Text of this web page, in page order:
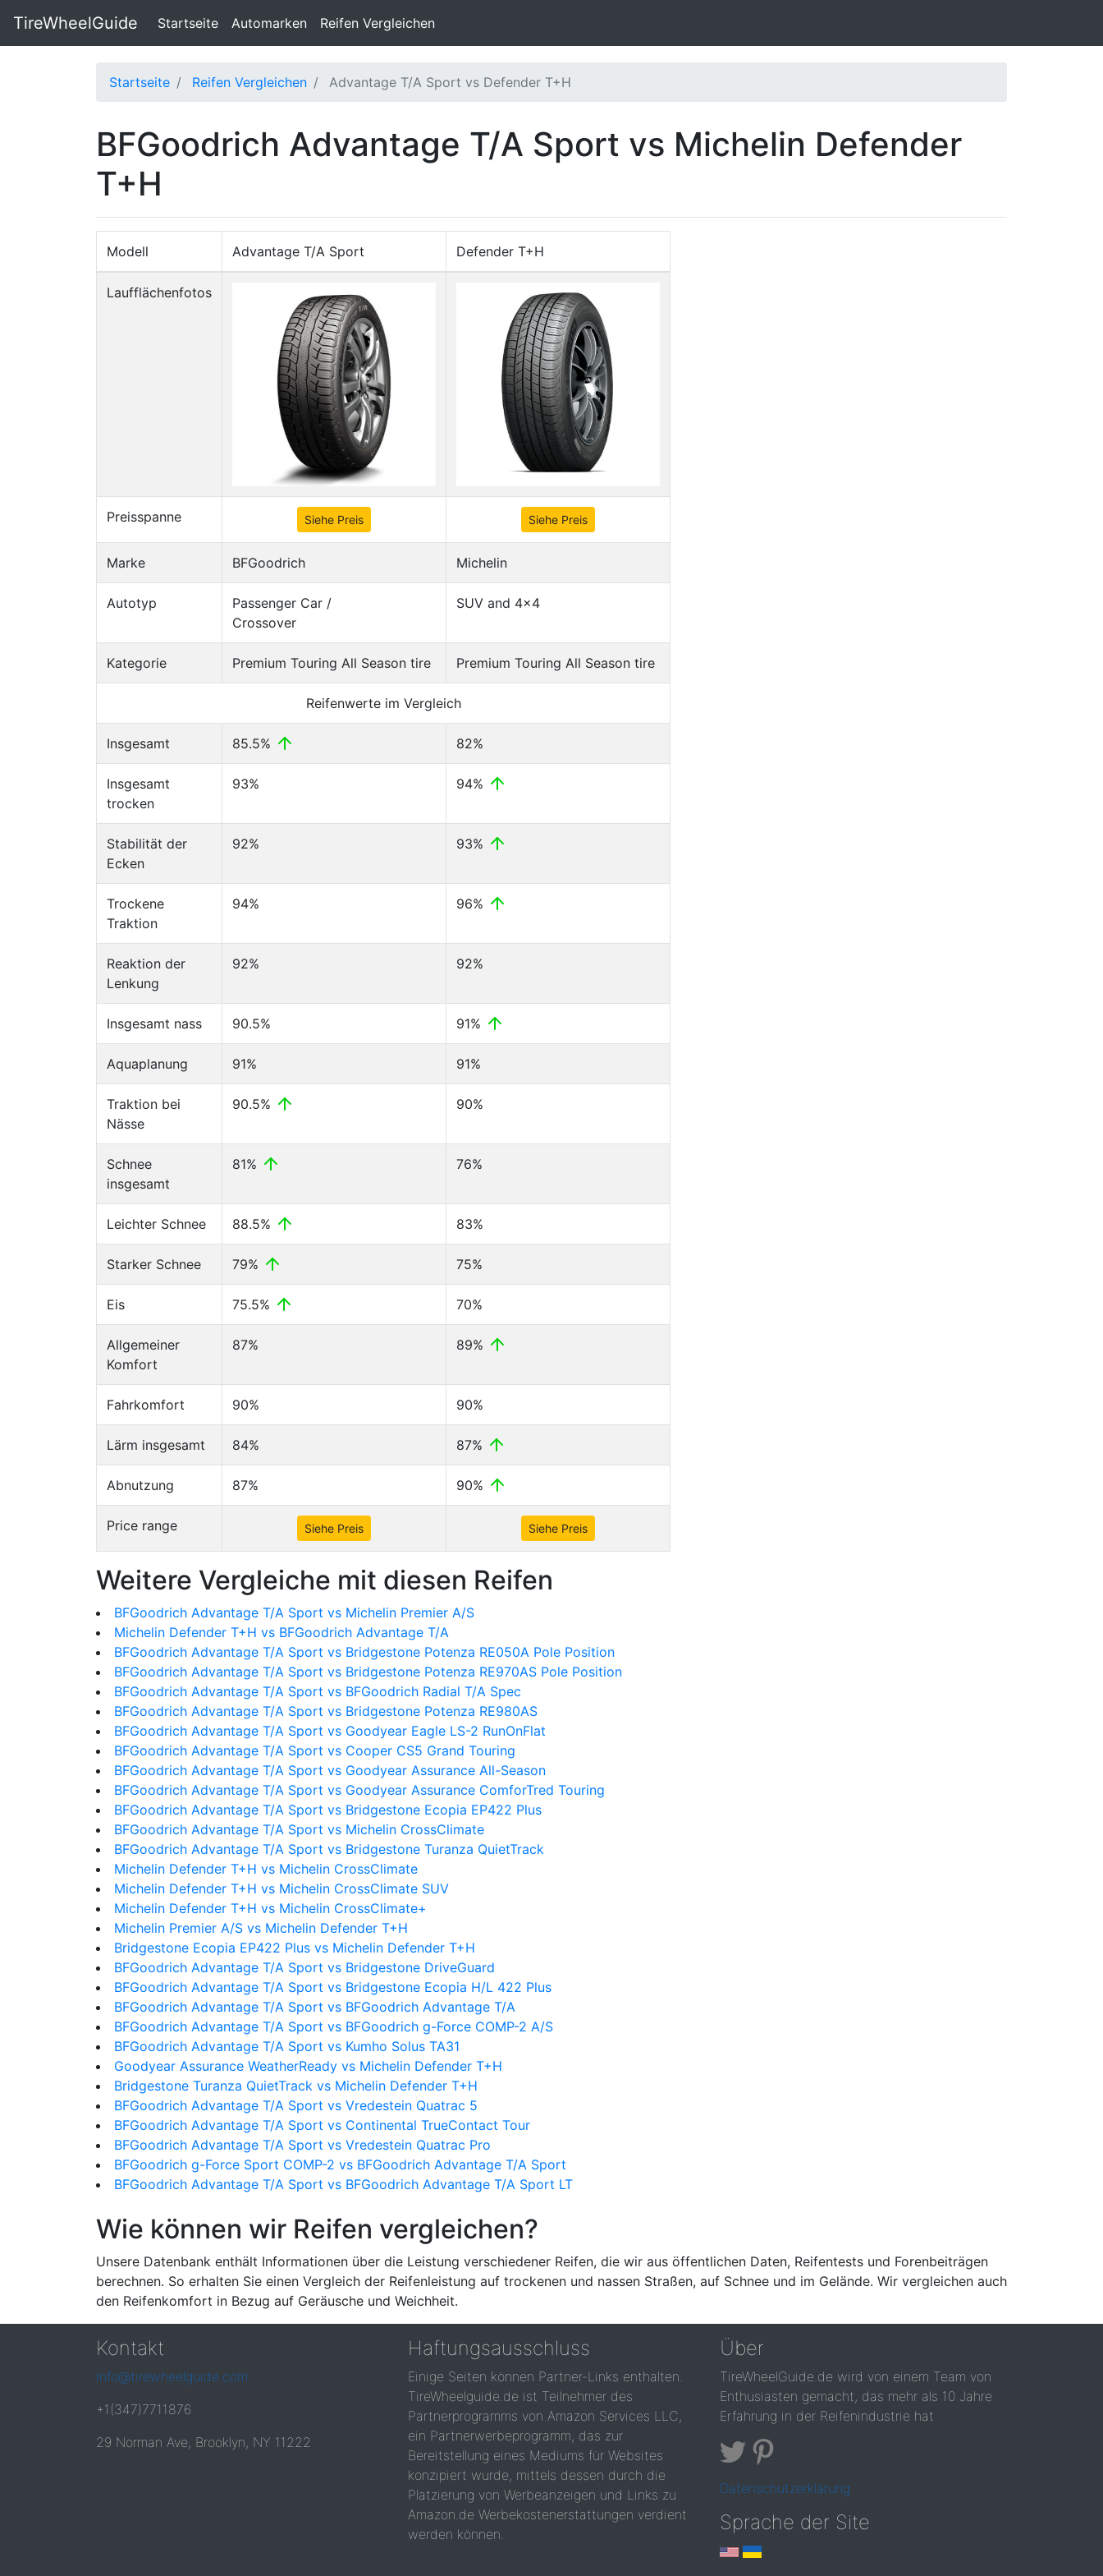
TireWheelGuide Startseite(current)
Automarken Reifen Vergleichen
Startseite Reifen Vergleichen Advantage T/A Sport vs Defender T+H
BFGoodrich Advantage T/A Sport vs Michelin Defender
T+H
Modell Advantage T/A Sport Defender T+H
Laufflächenfotos
Preisspanne Siehe Preis Siehe Preis
Marke BFGoodrich Michelin
Autotyp
Passenger Car /
Crossover
SUV and 4x4
Kategorie Premium Touring All Season tire Premium Touring All Season tire
Reifenwerte im Vergleich
Insgesamt 85.5% 82%
Insgesamt
trocken
93% 94%
Stabilität der
Ecken
92% 93%
Trockene
Traktion
94% 96%
Reaktion der
Lenkung
92% 92%
Insgesamt nass 90.5% 91%
Aquaplanung 91% 91%
Traktion bei
Nässe
90.5% 90%
Schnee
insgesamt
81% 76%
Leichter Schnee 88.5% 83%
Starker Schnee 79% 75%
Eis 75.5% 70%
Allgemeiner
Komfort
87% 89%
Fahrkomfort 90% 90%
Lärm insgesamt 84% 87%
Abnutzung 87% 90%
Price range Siehe Preis Siehe Preis
Weitere Vergleiche mit diesen Reifen
BFGoodrich Advantage T/A Sport vs Michelin Premier A/S
Michelin Defender T+H vs BFGoodrich Advantage T/A
BFGoodrich Advantage T/A Sport vs Bridgestone Potenza RE050A Pole Position
BFGoodrich Advantage T/A Sport vs Bridgestone Potenza RE970AS Pole Position
BFGoodrich Advantage T/A Sport vs BFGoodrich Radial T/A Spec
BFGoodrich Advantage T/A Sport vs Bridgestone Potenza RE980AS
BFGoodrich Advantage T/A Sport vs Goodyear Eagle LS-2 RunOnFlat
BFGoodrich Advantage T/A Sport vs Cooper CS5 Grand Touring
BFGoodrich Advantage T/A Sport vs Goodyear Assurance All-Season
BFGoodrich Advantage T/A Sport vs Goodyear Assurance ComforTred Touring
BFGoodrich Advantage T/A Sport vs Bridgestone Ecopia EP422 Plus
BFGoodrich Advantage T/A Sport vs Michelin CrossClimate
BFGoodrich Advantage T/A Sport vs Bridgestone Turanza QuietTrack
Michelin Defender T+H vs Michelin CrossClimate
Michelin Defender T+H vs Michelin CrossClimate SUV
Michelin Defender T+H vs Michelin CrossClimate+
Michelin Premier A/S vs Michelin Defender T+H
Bridgestone Ecopia EP422 Plus vs Michelin Defender T+H
BFGoodrich Advantage T/A Sport vs Bridgestone DriveGuard
BFGoodrich Advantage T/A Sport vs Bridgestone Ecopia H/L 422 Plus
BFGoodrich Advantage T/A Sport vs BFGoodrich Advantage T/A
BFGoodrich Advantage T/A Sport vs BFGoodrich g-Force COMP-2 A/S
BFGoodrich Advantage T/A Sport vs Kumho Solus TA31
Goodyear Assurance WeatherReady vs Michelin Defender T+H
Bridgestone Turanza QuietTrack vs Michelin Defender T+H
BFGoodrich Advantage T/A Sport vs Vredestein Quatrac 5
BFGoodrich Advantage T/A Sport vs Continental TrueContact Tour
BFGoodrich Advantage T/A Sport vs Vredestein Quatrac Pro
BFGoodrich g-Force Sport COMP-2 vs BFGoodrich Advantage T/A Sport
BFGoodrich Advantage T/A Sport vs BFGoodrich Advantage T/A Sport LT
Wie können wir Reifen vergleichen?
Unsere Datenbank enthält Informationen über die Leistung verschiedener Reifen, die wir aus öffentlichen Daten, Reifentests und Forenbeiträgen
berechnen. So erhalten Sie einen Vergleich der Reifenleistung auf trockenen und nassen Straßen, auf Schnee und im Gelände. Wir vergleichen auch
den Reifenkomfort in Bezug auf Geräusche und Weichheit.
Kontakt
info@tirewheelguide.com
+1(347)7711876
29 Norman Ave, Brooklyn, NY 11222
Haftungsausschluss
Einige Seiten können Partner-Links enthalten.
TireWheelguide.de ist Teilnehmer des
Partnerprogramms von Amazon Services LLC,
ein Partnerwerbeprogramm, das zur
Bereitstellung eines Mediums für Websites
konzipiert wurde, mittels dessen durch die
Platzierung von Werbeanzeigen und Links zu
Amazon.de Werbekostenerstattungen verdient
werden können.
Über
TireWheelGuide.de wird von einem Team von
Enthusiasten gemacht, das mehr als 10 Jahre
Erfahrung in der Reifenindustrie hat
Datenschutzerklärung
Sprache der Site